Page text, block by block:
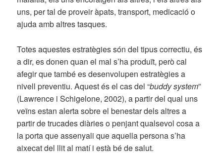
uns, per tal de proveir àpats, transport, medicació o
ajuda amb altres tasques.
Totes aquestes estratègies són del tipus correctiu, és
a dir, es donen quan el mal s’ha produït, però cal
afegir que també es desenvolupen estratègies a
nivell preventiu. Aquest és el cas del “buddy system”
(Lawrence i Schigelone, 2002), a partir del qual uns
veïns estan alerta sobre el benestar dels altres a
partir de trucades diàries o penjant qualsevol cosa a
la porta que assenyali que aquella persona s’ha
aixecat del llit al matí i està bé de salut.